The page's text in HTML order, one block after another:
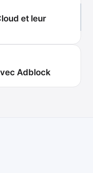
et leur
Adblock